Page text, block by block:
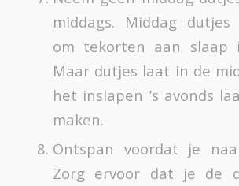
middags. Middag
om tekorten aan slaap
Maar dutjes laat in de
het inslapen ’s avonds
maken.
Ontspan voordat je
Zorg ervoor dat je de